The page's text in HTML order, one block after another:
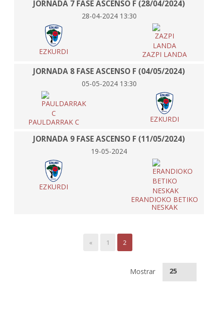
JORNADA 7 FASE ASCENSO F (28/04/2024)
28-04-2024 13:30
EZKURDI ZAZPI LANDA
JORNADA 8 FASE ASCENSO F (04/05/2024)
05-05-2024 13:30
PAULDARRAK C EZKURDI
JORNADA 9 FASE ASCENSO F (11/05/2024)
19-05-2024
EZKURDI
ERANDIOKO BETIKO
NESKAK
« 1 2
Mostrar 25